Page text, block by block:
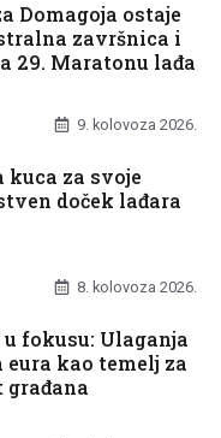
Domagoja ostaje
završnica i
29. Maratonu lađa
9. kolovoza 2026.
kuca za svoje
doček lađara
8. kolovoza 2026.
fokusu: Ulaganja
kao temelj za
građana